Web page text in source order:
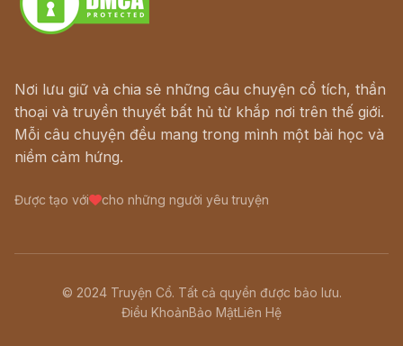
Nơi lưu giữ và chia sẻ những câu chuyện cổ tích, thần
thoại và truyền thuyết bất hủ từ khắp nơi trên thế giới.
Mỗi câu chuyện đều mang trong mình một bài học và
niềm cảm hứng.
Được tạo với cho những người yêu truyện
© 2024 Truyện Cổ. Tất cả quyền được bảo lưu.
Điều KhoảnBảo MậtLiên Hệ